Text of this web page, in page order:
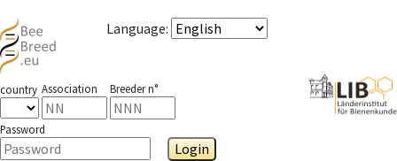
Language:
country Association Breeder n°
Password
Login